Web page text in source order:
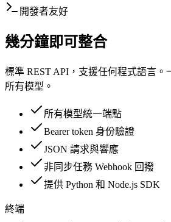
開發者友好
幾分鐘即可整合
標準 REST API，支援任何程式語言。
所有模型。
所有模型統一端點
Bearer token 身份驗證
JSON 請求與響應
非同步任務 Webhook 回撥
提供 Python 和 Node.js SDK
終端